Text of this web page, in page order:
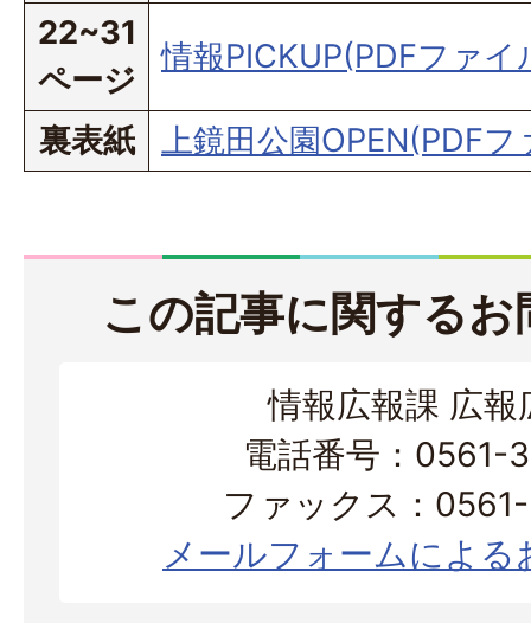
22~31
ページ
情報PICKUP(PDFファ
裏表紙 上鏡田公園OPEN(PDF
この記事に関する
情報広報課 広報
電話番号：0561-
ファックス：
メールフォームによる